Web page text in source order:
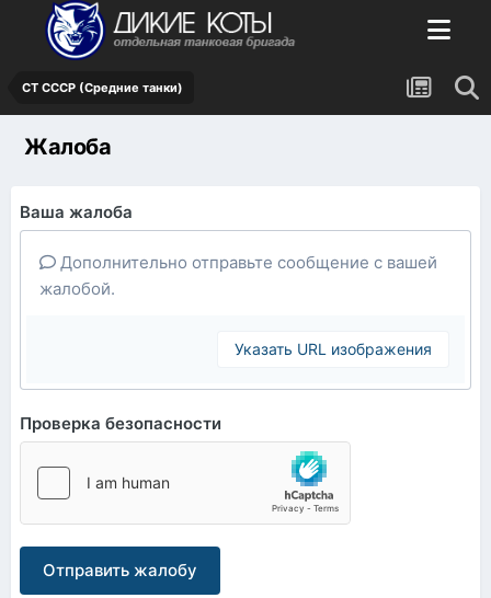
СТ СССР (Средние танки)
Жалоба
Ваша жалоба
Дополнительно отправьте сообщение с вашей
жалобой.
Указать URL изображения
Проверка безопасности
Отправить жалобу